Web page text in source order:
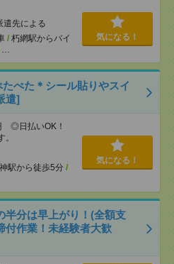
先による
/ 朽網駅からバイ
…
気になる！
たぺた＊シール貼りやスイ
遣]
◎日払いOK！
駅から徒歩5分 /
気になる！
半分は早上がり！(全額支
付作業！未経験者大歓